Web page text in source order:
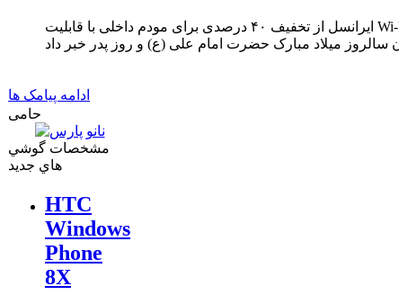
ایرانسل از تخفیف ۴۰ درصدی برای مودم داخلی با قابلیت Wi-Fi و ۳۳ درصدی برای مودم USB
ادامه پیامک ها
حامی
مشخصات گوشي
هاي جديد
HTC
Windows
Phone
8X